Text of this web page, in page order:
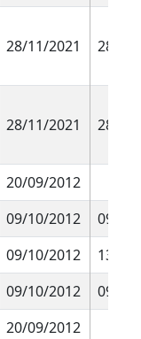
28/11/2021 28/
28/11/2021 28/
20/09/2012
09/10/2012
09/
09/10/2012
13/
09/10/2012
09/
20/09/2012